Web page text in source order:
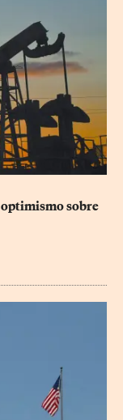
sobre